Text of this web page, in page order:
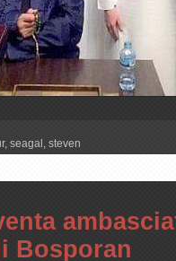
, seagal , steven
Bosporan